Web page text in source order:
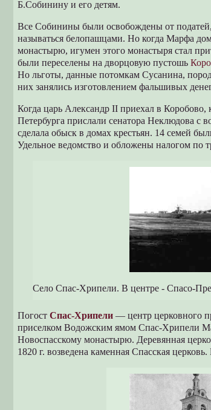
Б.Собинину и его детям.
Все Собинины были освобождены от
называться белопашцами. Но когда Марфа
монастырю, игумен этого монастыря стал
были переселены на дворцовую пустошь
Но льготы, данные потомкам Сусанина,
них занялись изготовлением фальшивых
Когда царь Александр II приехал в Коробово,
Петербурга прислали сенатора Неклюдова с
сделала обыск в домах крестьян. 14 семей
Удельное ведомство и обложены налогом по
Село Спас-Хрипели. В центре - Спасо-
ПогостСпас-Хрипели — центр церковного
приселком Водожским ямом Спас-Хрипели
Новоспасскому монастырю. Деревянная
1820 г. возведена каменная Спасская